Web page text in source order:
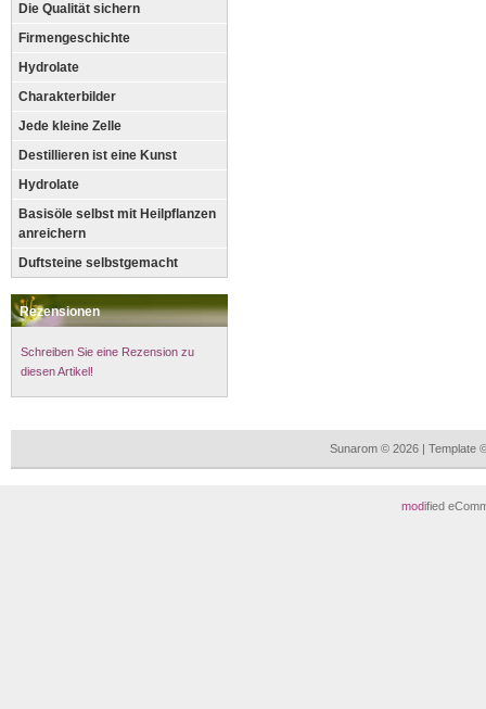
Die Qualität sichern
Firmengeschichte
Hydrolate
Charakterbilder
Jede kleine Zelle
Destillieren ist eine Kunst
Hydrolate
Basisöle selbst mit Heilpflanzen
anreichern
Duftsteine selbstgemacht
Rezensionen
Schreiben Sie eine Rezension zu
diesen Artikel!
Sunarom © 2026 | Template
modified